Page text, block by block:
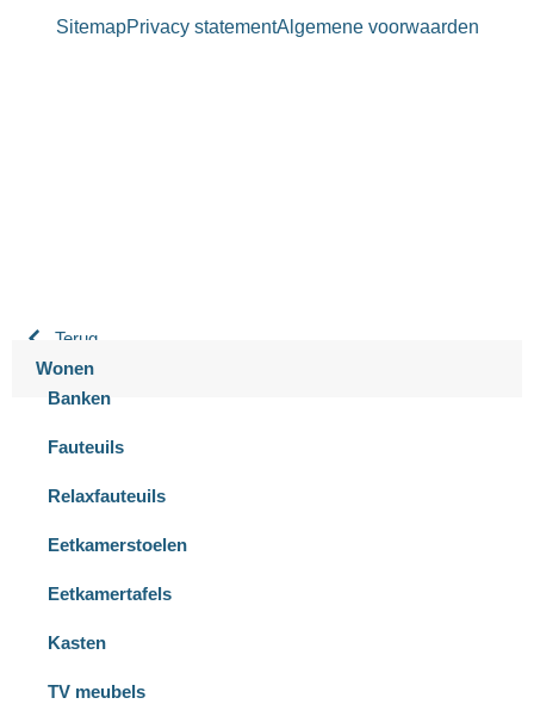
SitemapPrivacy statementAlgemene voorwaarden
Terug
Wonen
Banken
Fauteuils
Relaxfauteuils
Eetkamerstoelen
Eetkamertafels
Kasten
TV meubels